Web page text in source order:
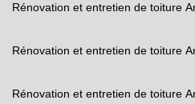
Rénovation et entretien de toiture
Rénovation et entretien de toiture
Rénovation et entretien de toiture